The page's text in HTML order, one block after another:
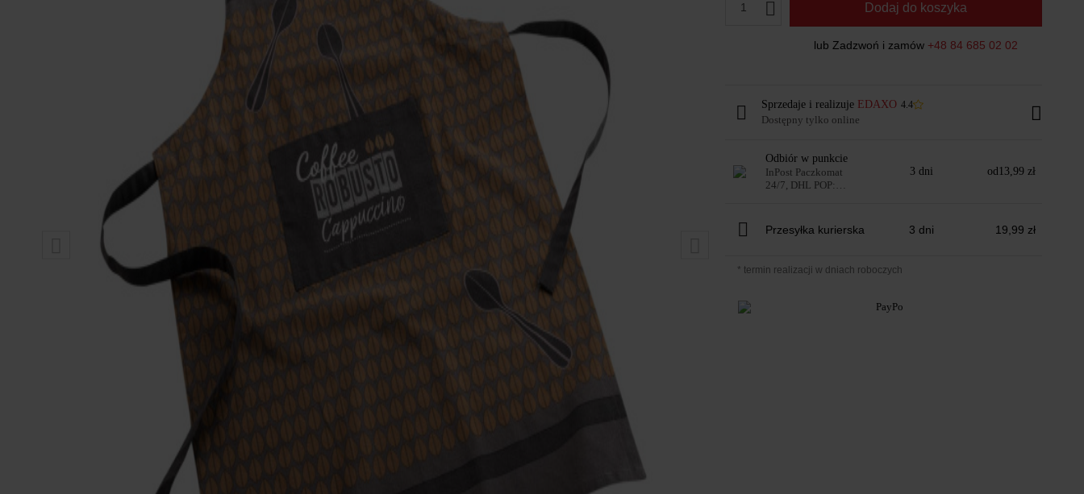
1 Dodaj do koszyka
lub Zadzwoń i zamów +48 84 685 02 02
Sprzedaje i realizuje EDAXO 4.4
Dostępny tylko online
Odbiór w punkcie
InPost Paczkomat
24/7, DHL POP:
3 dni od 13,99 zł
Przesyłka kurierska 3 dni 19,99 zł
* termin realizacji w dniach roboczych